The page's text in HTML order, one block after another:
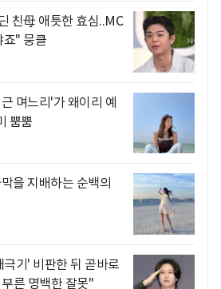
친母 애틋한 효심..MC
죠" 뭉클
며느리'가 왜이리 예
뿜뿜
을 지배하는 순백의
기' 비판한 뒤 곧바로
른 명백한 잘못"